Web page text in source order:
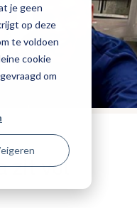
je geen
op deze
te voldoen
cookie
om
zit vol